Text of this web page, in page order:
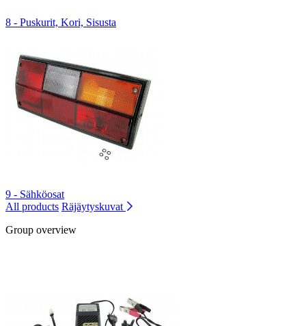
8 - Puskurit, Kori, Sisusta
9 - Sähköosat
All products Räjäytyskuvat
Group overview